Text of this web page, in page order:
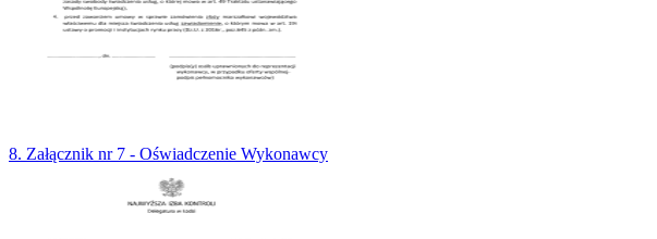
8. Załącznik nr 7 - Oświadczenie Wykonawcy